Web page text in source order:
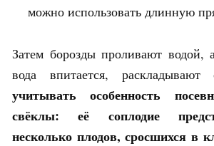
можно использовать длинную
Затем борозды проливают водой,
вода впитается, раскладывают
учитывать особенность
свёклы: её соплодие
несколько плодов, сросшихся в